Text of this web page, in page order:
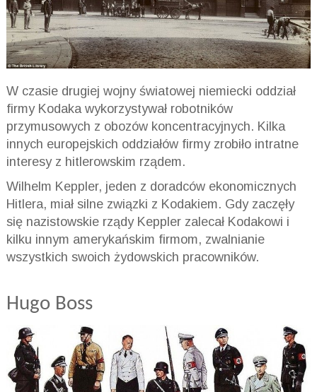
W czasie drugiej wojny światowej niemiecki oddział
firmy Kodaka wykorzystywał robotników
przymusowych z obozów koncentracyjnych. Kilka
innych europejskich oddziałów firmy zrobiło intratne
interesy z hitlerowskim rządem.
Wilhelm Keppler, jeden z doradców ekonomicznych
Hitlera, miał silne związki z Kodakiem. Gdy zaczęły
się nazistowskie rządy Keppler zalecał Kodakowi i
kilku innym amerykańskim firmom, zwalnianie
wszystkich swoich żydowskich pracowników.
Hugo Boss